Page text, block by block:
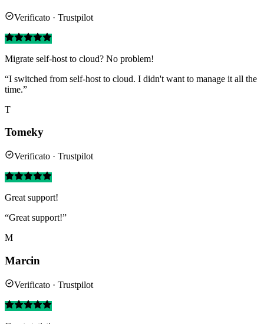
Verificato · Trustpilot
Migrate self-host to cloud? No problem!
“I switched from self-host to cloud. I didn't want to manage it all the
time.”
T
Tomeky
Verificato · Trustpilot
Great support!
“Great support!”
M
Marcin
Verificato · Trustpilot